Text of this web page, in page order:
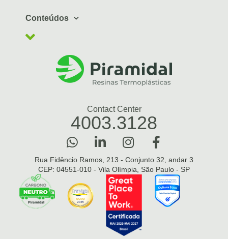
Conteúdos
Contact Center
4003.3128
Rua Fidêncio Ramos, 213 - Conjunto 32, andar 3
CEP: 04551-010 - Vila Olímpia, São Paulo - SP